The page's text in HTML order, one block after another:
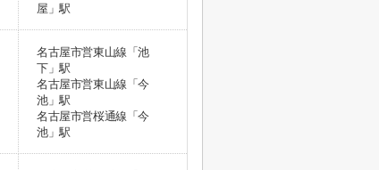
屋」駅
名古屋市営東山線「池
下」駅
名古屋市営東山線「今
池」駅
名古屋市営桜通線「今
池」駅